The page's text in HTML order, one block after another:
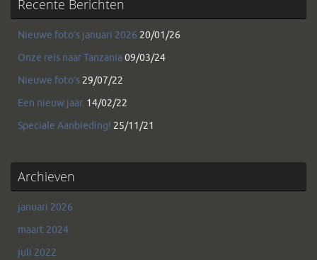
Recente Berichten
Nieuwe foto’s januari 2026 20/01/26
Onze reis naar Tanzania09/03/24
Nieuwe foto’s 29/07/22
Een nieuw jaar. 14/02/22
Speciale Aanbieding! 25/11/21
Archieven
januari 2026
maart 2024
juli 2022